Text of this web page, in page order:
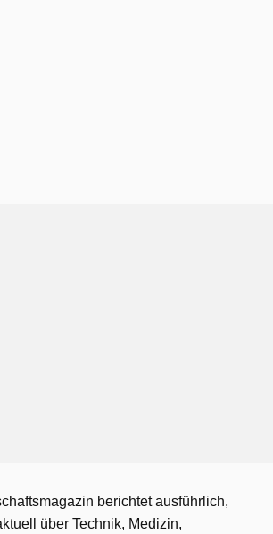
berichtet ausführlich,
über Technik, Medizin,